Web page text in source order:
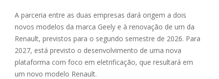
A parceria entre as duas empresas dará origem a dois
novos modelos da marca Geely e à renovação de um da
Renault, previstos para o segundo semestre de 2026. Para
2027, está previsto o desenvolvimento de uma nova
plataforma com foco em eletrificação, que resultará em
um novo modelo Renault.